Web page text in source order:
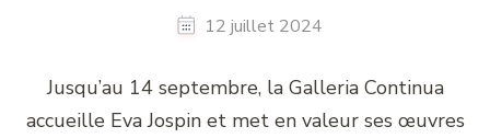
12 juillet 2024
Jusqu’au 14 septembre, la Galleria Continua
accueille Eva Jospin et met en valeur ses œuvres